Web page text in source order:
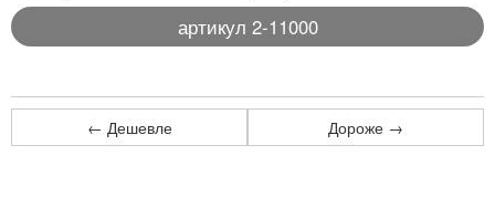
артикул 2-11000
← Дешевле Дороже →